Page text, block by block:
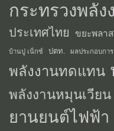
กระทรวงพลัง
ประเทศไทย
ขยะพลา
บ้านปู เน็กซ์ ปตท. ผลประกอบการ
พลังงานทดแทน
พลังงานหมุนเวียน
ยานยนต์ไฟฟ้า